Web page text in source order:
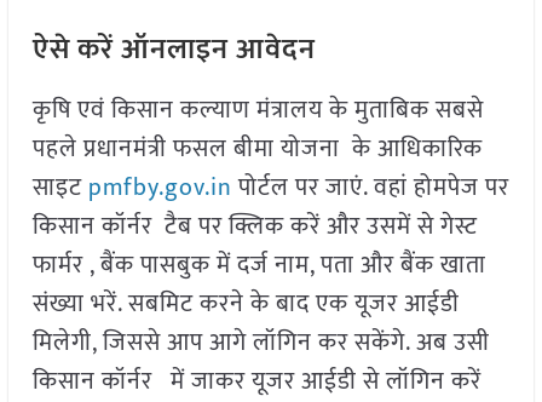
ऐसे करें ऑनलाइन आवेदन
कृषि एवं किसान कल्याण मंत्रालय के मुताबिक सबसे
पहले प्रधानमंत्री फसल बीमा योजना के आधिकारिक
साइटpmfby.gov.inपोर्टल पर जाएं. वहां होमपेज पर
किसान कॉर्नर टैब पर क्लिक करें और उसमें से गेस्ट
फार्मर , बैंक पासबुक में दर्ज नाम, पता और बैंक खाता
संख्या भरें. सबमिट करने के बाद एक यूजर आईडी
मिलेगी, जिससे आप आगे लॉगिन कर सकेंगे. अब उसी
किसान कॉर्नर में जाकर यूजर आईडी से लॉगिन करें